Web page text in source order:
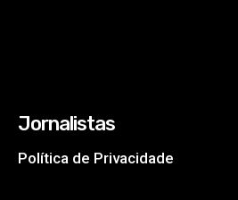
Jornalistas
Política de Privacidade